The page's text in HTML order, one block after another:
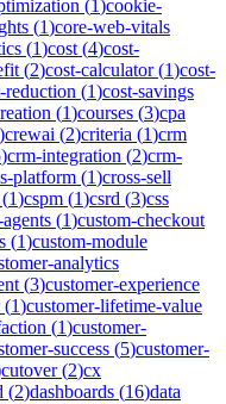
(1)cookie-
(1)core-web-vitals
(1)cost (4)cost-
(2)cost-calculator(1)cost-
reduction (1)cost-savings
(1)courses (3)cpa
)crewai (2)criteria (1)crm
)crm-integration (2)crm-
platform (1)cross-sell
(1)cspm (1)csrd (3)css
(1)custom-checkout
(1)custom-module
analytics
(3)customer-experience
(1)customer-lifetime-value
(1)customer-
success (5)customer-
cutover(2)cx
(2)dashboards (16)data